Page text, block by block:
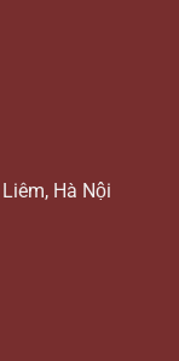
Hà Nội